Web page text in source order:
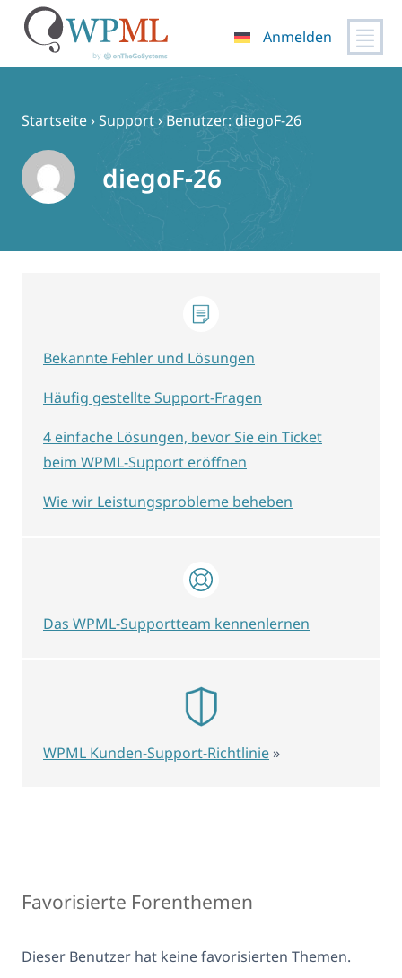
springen
Anmelden
Startseite›Support› Benutzer: diegoF-26
diegoF-26
Favorisierte Forenthemen
Dieser Benutzer hat keine favorisierten Themen.
Bekannte Fehler und Lösungen
Häufig gestellte Support-Fragen
4 einfache Lösungen, bevor Sie ein Ticket
beim WPML-Support eröffnen
Wie wir Leistungsprobleme beheben
Das WPML-Supportteam kennenlernen
WPML Kunden-Support-Richtlinie »